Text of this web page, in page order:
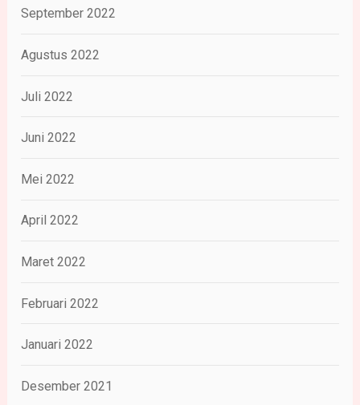
September 2022
Agustus 2022
Juli 2022
Juni 2022
Mei 2022
April 2022
Maret 2022
Februari 2022
Januari 2022
Desember 2021